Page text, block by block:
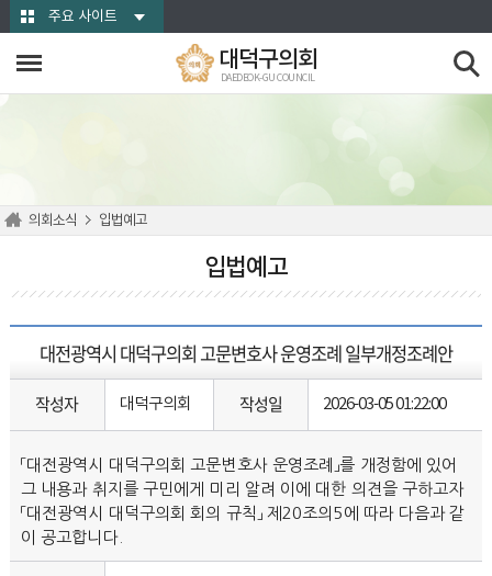
본문바로가기주요 사이트
대덕구의회
DAEDEOK-GU COUNCIL
의회소식 입법예고
입법예고
대전광역시 대덕구의회 고문변호사 운영조례 일부개정조례안
작성자 대덕구의회 작성일 2026-03-05 01:22:00
「대전광역시 대덕구의회 고문변호사 운영조례」를 개정함에 있어
그 내용과 취지를 구민에게 미리 알려 이에 대한 의견을 구하고자
「대전광역시 대덕구의회 회의 규칙」 제20조의5에 따라 다음과 같
이 공고합니다.